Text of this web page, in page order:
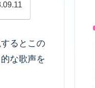
るとこの
な歌声を